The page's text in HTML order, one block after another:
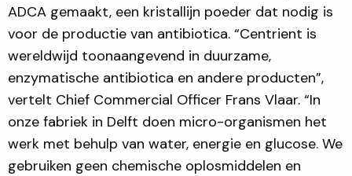
ADCA gemaakt, een kristallijn poeder dat nodig is
voor de productie van antibiotica. “Centrient is
wereldwijd toonaangevend in duurzame,
enzymatische antibiotica en andere producten”,
vertelt Chief Commercial Officer Frans Vlaar. “In
onze fabriek in Delft doen micro-organismen het
werk met behulp van water, energie en glucose. We
gebruiken geen chemische oplosmiddelen en